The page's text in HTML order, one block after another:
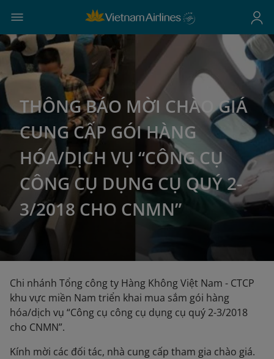
THÔNG BÁO MỜI CHÀO GIÁ
CUNG CẤP GÓI HÀNG
HÓA/DỊCH VỤ “CÔNG CỤ
CÔNG CỤ DỤNG CỤ QUÝ 2-
3/2018 CHO CNMN”
Chi nhánh Tổng công ty Hàng Không Việt Nam - CTCP
khu vực miền Nam triển khai mua sắm gói hàng
hóa/dịch vụ “Công cụ công cụ dụng cụ quý 2-3/2018
cho CNMN”.
Kính mời các đối tác, nhà cung cấp tham gia chào giá.